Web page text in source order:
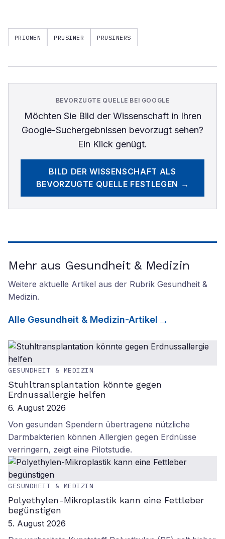
PRIONEN PRUSINER PRUSINERS
BEVORZUGTE QUELLE BEI GOOGLE
Möchten Sie Bild der Wissenschaftin Ihren
Google-Suchergebnissen bevorzugt sehen?
Ein Klick genügt.
BILD DER WISSENSCHAFT ALS
BEVORZUGTE QUELLE FESTLEGEN →
Mehr aus Gesundheit & Medizin
Weitere aktuelle Artikel aus der Rubrik Gesundheit &
Medizin.
Alle Gesundheit & Medizin-Artikel
GESUNDHEIT & MEDIZIN
Stuhltransplantation könnte gegen
Erdnussallergie helfen
6. August 2026
Von gesunden Spendern übertragene nützliche
Darmbakterien können Allergien gegen Erdnüsse
verringern, zeigt eine Pilotstudie.
GESUNDHEIT & MEDIZIN
Polyethylen-Mikroplastik kann eine Fettleber
begünstigen
5. August 2026